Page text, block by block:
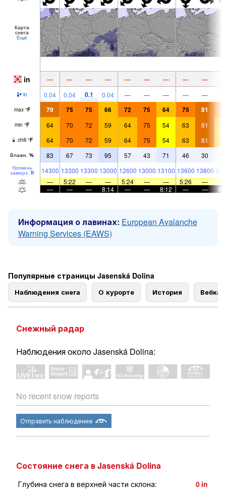
Карта
снега
Ещё
in — — — — — — — — —
in 0.04 0.04 0.1 0.04 — — — — —
max °F 79 75 75 66 72 75 64 75 81
min °F 64 70 72 59 64 75 54 63 81
chill °F 64 70 72 59 64 75 54 63 81
Влажн. % 83 67 73 95 57 43 71 46 30
Уровень
замерз. ft 14300 13300 13300 13000 12600 13000 13100 13600 13800
—
5:22 — — 5:24 — — 5:26 —
—
— — 8:14 — — 8:12 — —
Информация о лавинах: European Avalanche
Warning Services (EAWS)
Популярные страницы Jasenská Dolina
Наблюдения снега О курорте История
Снежный радар
Наблюдения около Jasenská Dolina:
No recent snow reports
Отправить наблюдение
Состояние снега в Jasenská Dolina
Глубина снега в верхней части склона: 0 in